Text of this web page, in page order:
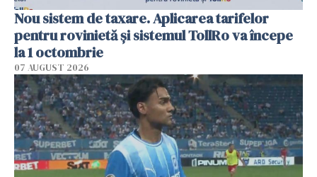
Nou sistem de taxare. Aplicarea tarifelor
pentru rovinietă şi sistemul TollRo va începe
la 1 octombrie
07 AUGUST 2026